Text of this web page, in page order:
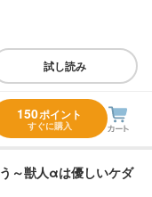
試し読み
150ポイント
すぐに購入
～獣人αは優しいケダ